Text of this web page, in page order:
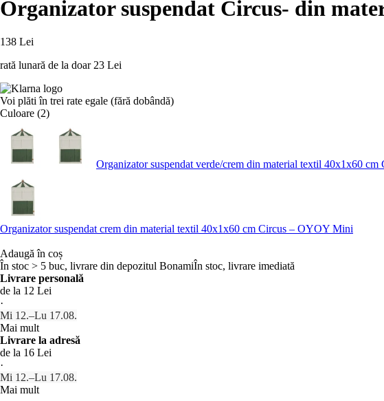
Organizator suspendat Circus- din
138 Lei
rată lunară de la doar 23 Lei
Voi plăti în trei rate egale (fără dobândă)
Culoare (2)
Organizator suspendat verde/crem din material textil 40x1x60
Organizator suspendat crem din material textil 40x1x60 cm Circus – OYOY Mini
Adaugă în coș
În stoc > 5 buc, livrare din depozitul BonamiÎn stoc, livrare imediată
Livrare personală
de la 12 Lei
·
Mi 12.–Lu 17.08.
Mai mult
Livrare la adresă
de la 16 Lei
·
Mi 12.–Lu 17.08.
Mai mult